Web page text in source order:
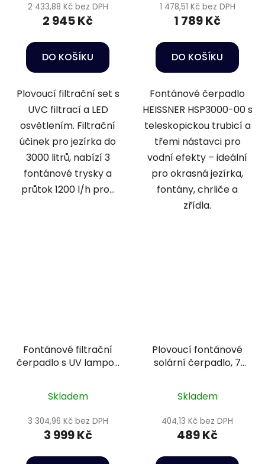
2 433,88 Kč bez DPH
2 945 Kč
DO KOŠÍKU
Plovoucí filtrační set s
UVC filtrací a LED
osvětlením. Filtrační
účinek pro jezírka do
3000 litrů, nabízí 3
fontánové trysky a
průtok 1200 l/h pro...
1 478,51 Kč bez DPH
1 789 Kč
DO KOŠÍKU
Fontánové čerpadlo
HEISSNER HSP3000-00 s
teleskopickou trubicí a
třemi nástavci pro
vodní efekty – ideální
pro okrasná jezírka,
fontány, chrliče a
zřídla.
Fontánové filtrační
čerpadlo s UV lampou
Skladem
3 304,96 Kč bez DPH
3 999 Kč
Plovoucí fontánové
solární čerpadlo, 7
Skladem
404,13 Kč bez DPH
489 Kč